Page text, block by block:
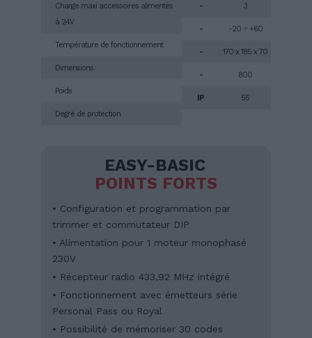
Charge maxi accessoires alimentés
à 24V
Température de fonctionnement
Dimensions
Poids
Degré de protection
-
-
-
-
IP
3
-20 ÷ +60
170 x 185 x 70
800
55
EASY-BASIC
POINTS FORTS
• Configuration et programmation par
trimmer et commutateur DIP
• Alimentation pour 1 moteur monophasé
230V
• Récepteur radio 433,92 MHz intégré
• Fonctionnement avec émetteurs série
Personal Pass ou Royal
• Possibilité de mémoriser 30 codes